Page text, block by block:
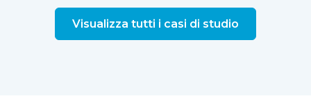
Visualizza tutti i casi di studio